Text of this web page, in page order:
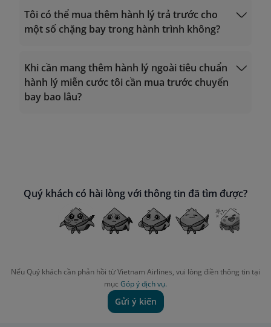
Quản lý đặt chỗ
Quản lý đặt chỗ
Tôi có thể mua thêm hành lý trả trước cho
một số chặng bay trong hành trình không?
Khi cần mang thêm hành lý ngoài tiêu chuẩn
hành lý miễn cước tôi cần mua trước chuyến
bay bao lâu?
Quý khách có hài lòng với thông tin đã tìm được?
Nếu Quý khách cần phản hồi từ Vietnam Airlines, vui lòng điền thông tin tại
mục Góp ý dịch vụ.
Gửi ý kiến